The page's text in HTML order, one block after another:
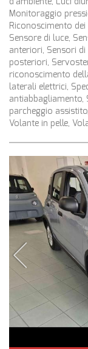
Monitoraggio
Riconoscimento
Sensore di luce,
anteriori, Sensori
posteriori,
riconoscimento
laterali elettrici,
parcheggio
Volante in pelle,